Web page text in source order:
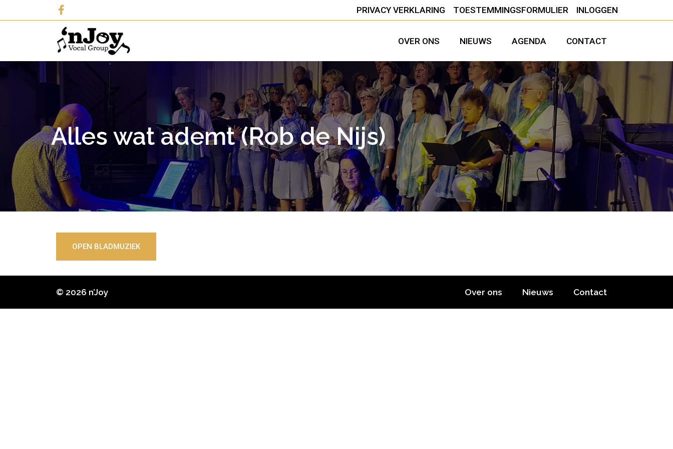
PRIVACY VERKLARING TOESTEMMINGSFORMULIER INLOGGEN
OVER ONS NIEUWS AGENDA CONTACT
Alles wat ademt (Rob de Nijs)
OPEN BLADMUZIEK
© 2026 n’Joy Over ons Nieuws Contact